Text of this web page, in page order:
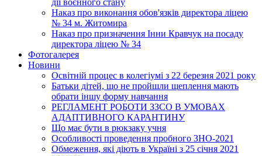
дії воєнного стану
Наказ про виконання обов'язків директора ліцею
№ 34 м. Житомира
Наказ про призначення Інни Кравчук на посаду
директора ліцею № 34
Фотогалерея
Новини
Освітній процес в колегіумі з 22 березня 2021 року
Батьки дітей, що не пройшли щеплення мають
обрати іншу форму навчання
РЕГЛАМЕНТ РОБОТИ ЗЗСО В УМОВАХ
АДАПТИВНОГО КАРАНТИНУ
Що має бути в рюкзаку учня
Особливості проведення пробного ЗНО-2021
Обмеження, які діють в Україні з 25 січня 2021